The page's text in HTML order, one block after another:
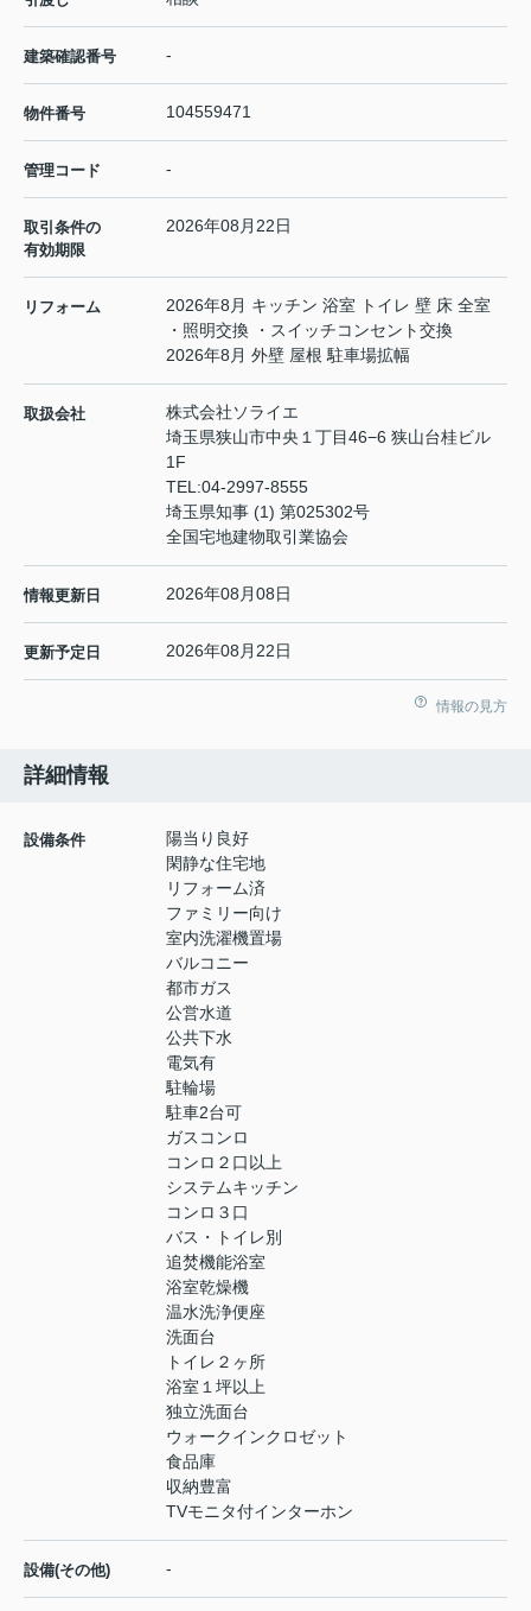
建築確認番号 -
物件番号 104559471
管理コード -
取引条件の
有効期限
2026年08月22日
リフォーム
2026年8月 キッチン 浴室 トイレ 壁 床 全室
・照明交換 ・スイッチコンセント交換
2026年8月 外壁 屋根 駐車場拡幅
取扱会社
株式会社ソライエ
埼玉県狭山市中央１丁目46−6 狭山台桂ビル
1F
TEL:04-2997-8555
埼玉県知事 (1) 第025302号
全国宅地建物取引業協会
情報更新日 2026年08月08日
更新予定日 2026年08月22日
情報の見方
詳細情報
設備条件
陽当り良好
閑静な住宅地
リフォーム済
ファミリー向け
室内洗濯機置場
バルコニー
都市ガス
公営水道
公共下水
電気有
駐輪場
駐車2台可
ガスコンロ
コンロ２口以上
システムキッチン
コンロ３口
バス・トイレ別
追焚機能浴室
浴室乾燥機
温水洗浄便座
洗面台
トイレ２ヶ所
浴室１坪以上
独立洗面台
ウォークインクロゼット
食品庫
収納豊富
TVモニタ付インターホン
設備(その他) -